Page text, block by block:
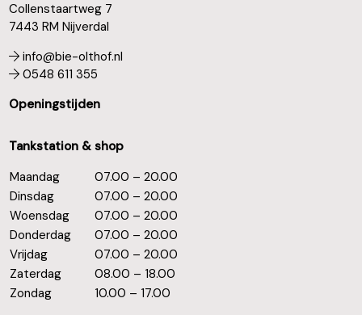
Collenstaartweg 7
7443 RM Nijverdal
info@bie-olthof.nl
0548 611 355
Openingstijden
Tankstation & shop
Maandag
07.00 – 20.00
Dinsdag
07.00 – 20.00
Woensdag
07.00 – 20.00
Donderdag
07.00 – 20.00
Vrijdag
07.00 – 20.00
Zaterdag
08.00 – 18.00
Zondag
10.00 – 17.00